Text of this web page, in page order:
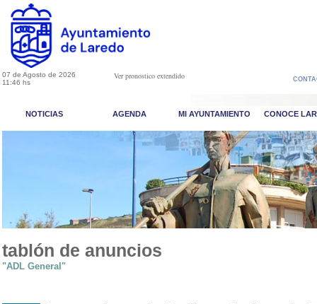
07 de Agosto de 2026
11:46 hs
Ver pronostico extendido
NOTICIAS AGENDA MI AYUNTAMIENTO CONOCE
tablón de anuncios
"ADL General"